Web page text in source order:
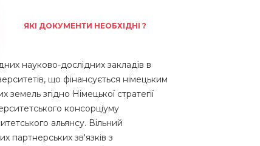
ЯКІ ДОКУМЕНТИ НЕОБХІДНІ ?
науково-дослідних закладів в
що фінансується німецьким
згідно Німецької стратегії
консорціуму
альянсу. Вільний
партнерських зв'язків з